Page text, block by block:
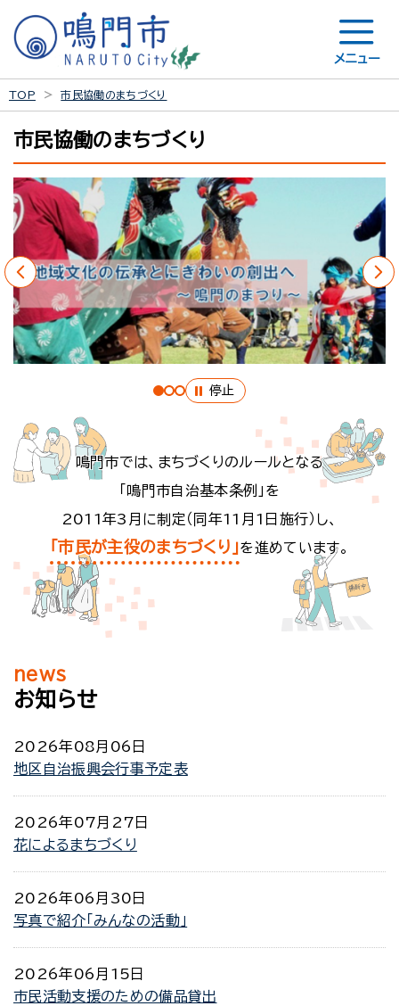
メニュー
TOP 市民協働のまちづくり
市民協働のまちづくり
停止
鳴門市では、まちづくりのルールとなる
「鳴門市自治基本条例」を
2011年3月に制定（同年11月1日施行）し、
「市民が主役のまちづくり」を進めています。
お知らせ
2026年08月06日
地区自治振興会行事予定表
2026年07月27日
花によるまちづくり
2026年06月30日
写真で紹介「みんなの活動」
2026年06月15日
市民活動支援のための備品貸出